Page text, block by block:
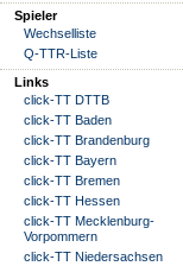
Spieler
Wechselliste
Q-TTR-Liste
Links
click-TT DTTB
click-TT Baden
click-TT Brandenburg
click-TT Bayern
click-TT Bremen
click-TT Hessen
click-TT Mecklenburg-
Vorpommern
click-TT Niedersachsen